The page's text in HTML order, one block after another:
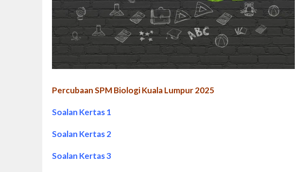
Percubaan SPM Biologi Kuala Lumpur 2025
Soalan Kertas 1
Soalan Kertas 2
Soalan Kertas 3